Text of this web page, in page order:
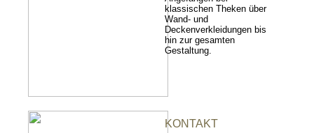
klassischen Theken über
Wand- und
Deckenverkleidungen bis
hin zur gesamten
Gestaltung.
KONTAKT